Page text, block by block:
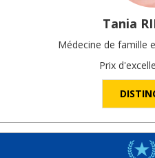
Tania
Médecine de famille
Prix